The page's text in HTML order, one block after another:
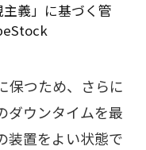
義」に基づく管
保つため、さらに
ダウンタイムを最
装置をよい状態で